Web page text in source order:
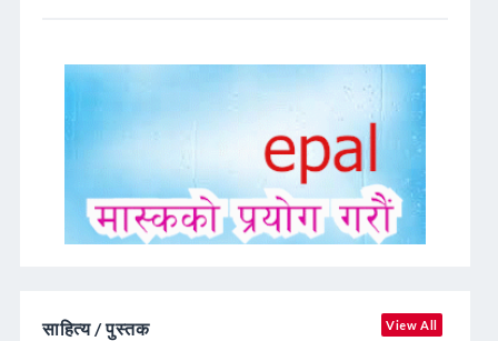
साहित्य / पुस्तक View All